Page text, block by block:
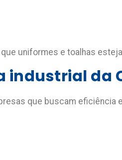
uniformes e toalhas
da
que buscam eficiência